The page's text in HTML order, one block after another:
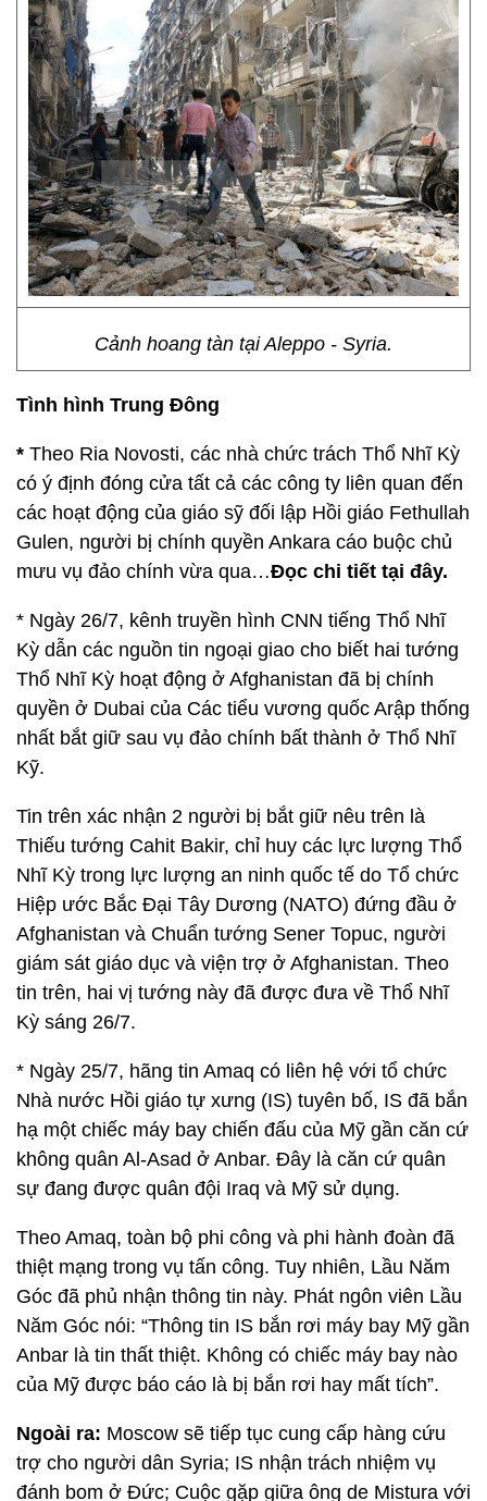
Cảnh hoang tàn tại Aleppo - Syria.
Tình hình Trung Đông
* Theo Ria Novosti, các nhà chức trách Thổ Nhĩ Kỳ
có ý định đóng cửa tất cả các công ty liên quan đến
các hoạt động của giáo sỹ đối lập Hồi giáo Fethullah
Gulen, người bị chính quyền Ankara cáo buộc chủ
mưu vụ đảo chính vừa qua…Đọc chi tiết tại đây.
* Ngày 26/7, kênh truyền hình CNN tiếng Thổ Nhĩ
Kỳ dẫn các nguồn tin ngoại giao cho biết hai tướng
Thổ Nhĩ Kỳ hoạt động ở Afghanistan đã bị chính
quyền ở Dubai của Các tiểu vương quốc Arập thống
nhất bắt giữ sau vụ đảo chính bất thành ở Thổ Nhĩ
Kỹ.
Tin trên xác nhận 2 người bị bắt giữ nêu trên là
Thiếu tướng Cahit Bakir, chỉ huy các lực lượng Thổ
Nhĩ Kỳ trong lực lượng an ninh quốc tế do Tổ chức
Hiệp ước Bắc Đại Tây Dương (NATO) đứng đầu ở
Afghanistan và Chuẩn tướng Sener Topuc, người
giám sát giáo dục và viện trợ ở Afghanistan. Theo
tin trên, hai vị tướng này đã được đưa về Thổ Nhĩ
Kỳ sáng 26/7.
* Ngày 25/7, hãng tin Amaq có liên hệ với tổ chức
Nhà nước Hồi giáo tự xưng (IS) tuyên bố, IS đã bắn
hạ một chiếc máy bay chiến đấu của Mỹ gần căn cứ
không quân Al-Asad ở Anbar. Đây là căn cứ quân
sự đang được quân đội Iraq và Mỹ sử dụng.
Theo Amaq, toàn bộ phi công và phi hành đoàn đã
thiệt mạng trong vụ tấn công. Tuy nhiên, Lầu Năm
Góc đã phủ nhận thông tin này. Phát ngôn viên Lầu
Năm Góc nói: “Thông tin IS bắn rơi máy bay Mỹ gần
Anbar là tin thất thiệt. Không có chiếc máy bay nào
của Mỹ được báo cáo là bị bắn rơi hay mất tích”.
Ngoài ra: Moscow sẽ tiếp tục cung cấp hàng cứu
trợ cho người dân Syria; IS nhận trách nhiệm vụ
đánh bom ở Đức; Cuộc gặp giữa ông de Mistura với